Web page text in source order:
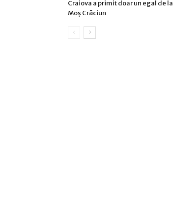
Craiova a primit doar un egal de la
Moş Crăciun